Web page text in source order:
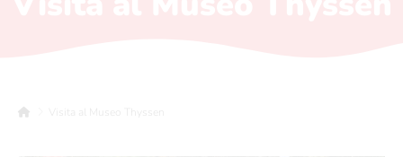
Visita al Museo Thyssen